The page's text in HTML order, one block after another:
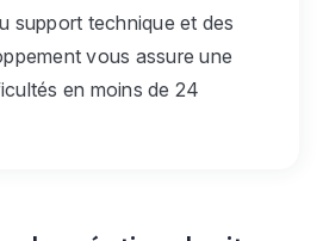
support technique et des
vous assure une
en moins de 24